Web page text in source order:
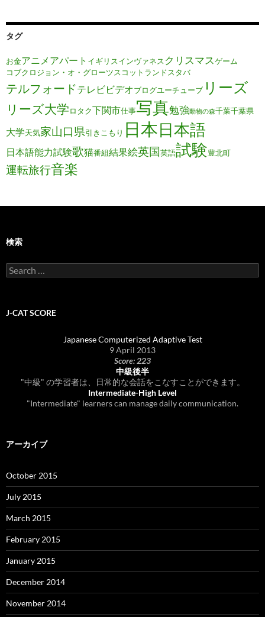
タグ
お金アニメ アパート イギリスインヴァネス クリスマスゲーム
コブクロジョン・オ・グローツスコットランドスタバ
テルフォードテレビビデオブログユーチューブ リーズ
リーズ大学ロタク下関市仕事写真勉強動物の森千葉千葉県
大学天気家山口県引きこもり 日本日本語
日本語能力試験歌猫番組結果絵英国英語試験豊北町
運転旅行音楽
検索
Search
for:
J-CAT SCORE
Japanese Computerized Adaptive Test
9 April 2013
Score: 223
中級後半
"中級" の学習者は、日常的な会話をこなすことができます。
Intermediate-High Level
"Intermediate" learners can manage daily communication.
アーカイブ
October 2015
July 2015
March 2015
February 2015
January 2015
December 2014
November 2014